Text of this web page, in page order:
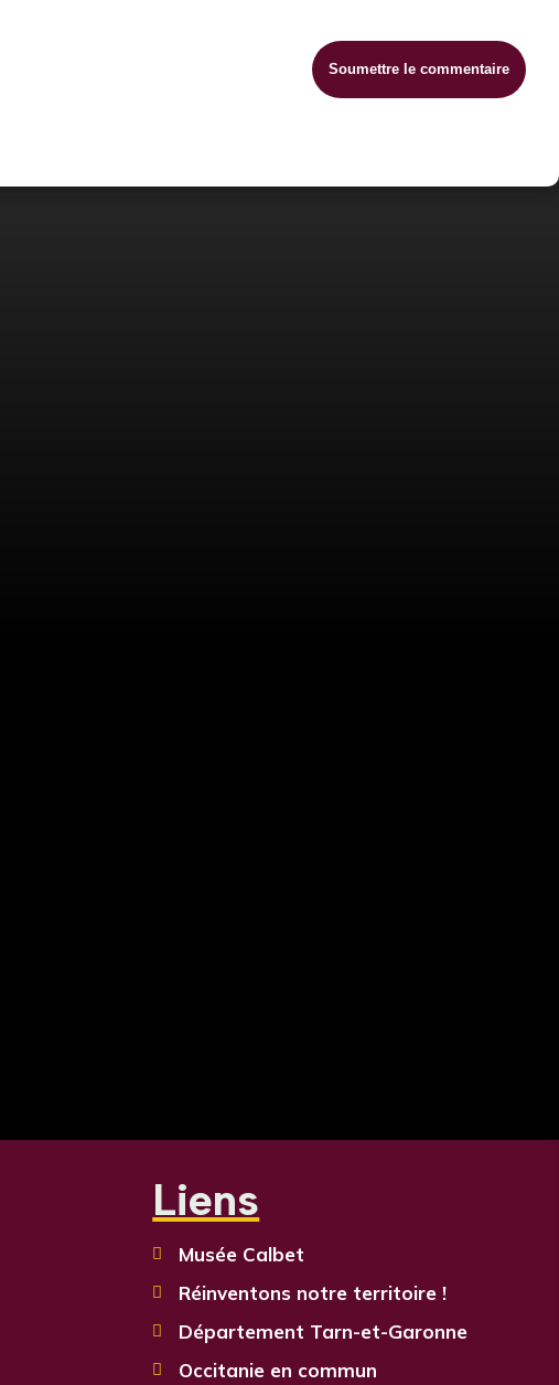
Soumettre le commentaire
Liens
 Musée Calbet
 Réinventons notre territoire !
 Département Tarn-et-Garonne
 Occitanie en commun